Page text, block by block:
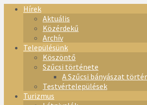
Hírek
Aktuális
Közérdekű
Archív
Településünk
Köszöntő
Szűcsi története
A Szűcsi bányászat
Testvértelepülések
Turizmus